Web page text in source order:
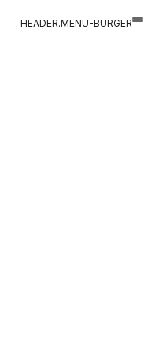
HEADER.MENU-BURGER